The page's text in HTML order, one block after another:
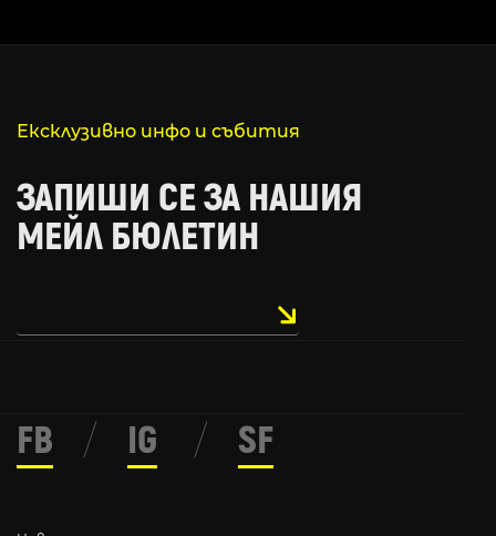
Ексклузивно инфо и събития
ЗАПИШИ СЕ ЗА НАШИЯ
МЕЙЛ БЮЛЕТИН
FB / IG / SF